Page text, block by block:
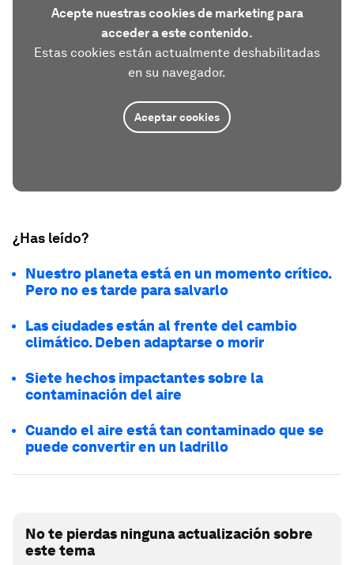
Acepte nuestras cookies de marketing para
acceder a este contenido.
Estas cookies están actualmente deshabilitadas
en su navegador.
Aceptar cookies
¿Has leído?
Nuestro planeta está en un momento crítico.
Pero no es tarde para salvarlo
Las ciudades están al frente del cambio
climático. Deben adaptarse o morir
Siete hechos impactantes sobre la
contaminación del aire
Cuando el aire está tan contaminado que se
puede convertir en un ladrillo
No te pierdas ninguna actualización sobre
este tema